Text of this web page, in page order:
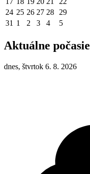
24 25 26 27 28 29
31 1 2 3 4 5
Aktuálne počasie
dnes, štvrtok 6. 8. 2026